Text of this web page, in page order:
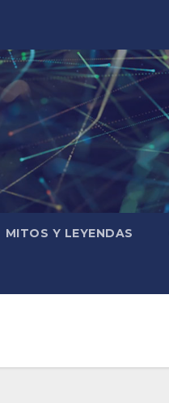
MITOS Y LEYENDAS